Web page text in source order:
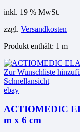
inkl. 19 % MwSt.
zzgl. Versandkosten
Produkt enthält: 1 m
Zur Wunschliste
Schnellansicht
ebay
ACTIOMEDIC
m x 6 cm